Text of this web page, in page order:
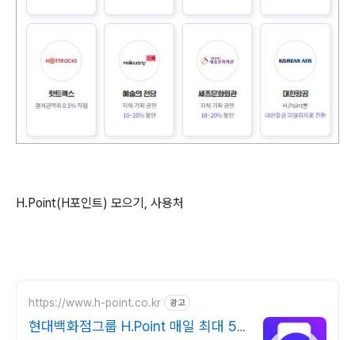
H.Point(H포인트) 모으기, 사용처
https://www.h-point.co.kr 광고
현대백화점그룹 H.Point 매일 최대 5